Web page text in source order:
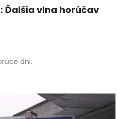
Ďalšia vlna horúčav
dni.